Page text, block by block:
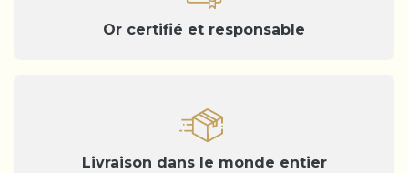
Or certifié et responsable
Livraison dans le monde entier